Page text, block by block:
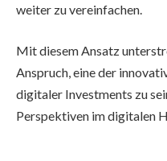
weiter zu vereinfachen.
Mit diesem Ansatz
Anspruch, eine der
digitaler Investments zu
Perspektiven im digitalen